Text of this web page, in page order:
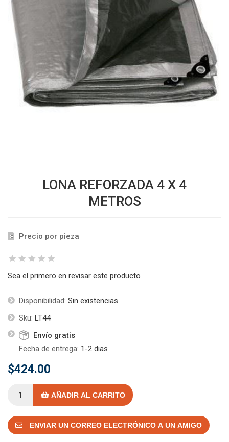
LONA REFORZADA 4 X 4
METROS
Precio por pieza
Sea el primero en revisar este producto
Disponibilidad: Sin existencias
Sku: LT44
Envío gratis
Fecha de entrega: 1-2 dias
$424.00
AÑADIR AL CARRITO
ENVIAR UN CORREO ELECTRÓNICO A UN AMIGO